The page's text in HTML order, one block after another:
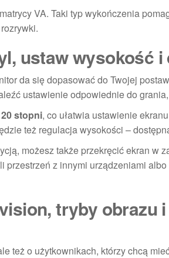
VA. Taki typ wykończenia
ustaw wysokość
da się dopasować do Twojej
ustawienie odpowiednie do
stopni, co ułatwia ustawienie
też regulacja wysokości –
możesz także przekręcić ekran w
przestrzeń z innymi urządzeniami
tryby obrazu
też o użytkownikach, którzy chcą